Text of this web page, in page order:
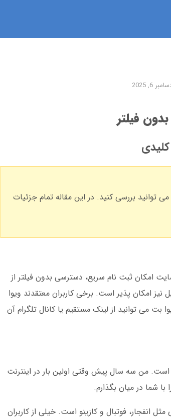
6, 2025
فیلتر
بررسی کنید. در این مقاله تمام جزئیات
خود را شروع کرد. این سایت امکان ثبت نام سریع، دسترسی بدون فیلتر از
نیز امکان پذیر است. برخی کاربران معتقدند ویوا
می توانید از لینک مستقیم یا کانال تلگرام آن
است. من سه سال پیش وقتی اولین بار در اینترنت
شما در میان بگذارم.
انفجار، فوتبال و کازینو است. خیلی از کاربران